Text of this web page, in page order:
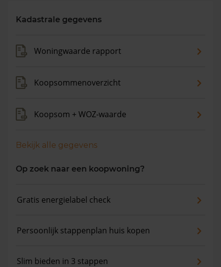
verkocht. De gemiddelde huizenprijs is €647.964. De
gestegen.
Kadastrale gegevens
Woningwaarde rapport
Koopsommenoverzicht
Koopsom + WOZ-waarde
Bekijk alle gegevens
Op zoek naar een koopwoning?
Gratis energielabel check
Persoonlijk stappenplan huis kopen
Slim bieden in 3 stappen